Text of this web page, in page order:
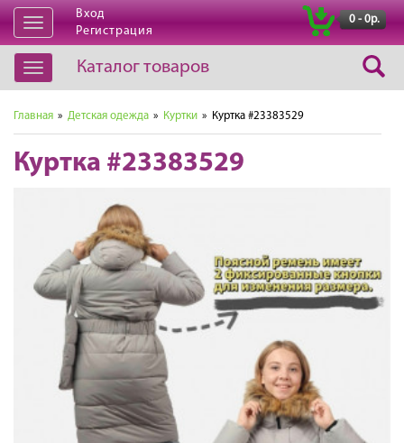
Открыть
навигацию
Вход
Регистрация
0 - 0р.
Открыть
навигацию
Каталог товаров
Главная » Детская одежда » Куртки » Куртка #23383529
Куртка #23383529